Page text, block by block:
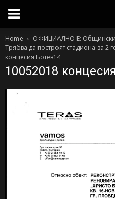
Home
ОФИЦИАЛНО Е:
Трябва да построят стадиона за 2
концесия Ботев14
10052018